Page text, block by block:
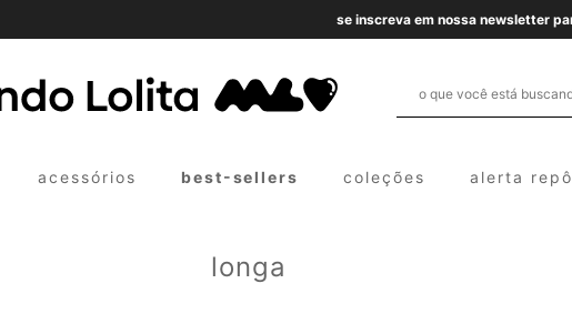
se inscreva em nossa newsletter para desbloquear benefícios exclusivos!
acessórios best-sellers coleções alerta repô
longa